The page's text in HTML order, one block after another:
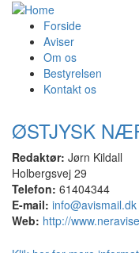
Forside
Aviser
Om os
Bestyrelsen
Kontakt os
ØSTJYSK
Redaktør: Jørn Kildall
Holbergsvej 29
Telefon: 61404344
E-mail: info@avismail.dk
Web: http://